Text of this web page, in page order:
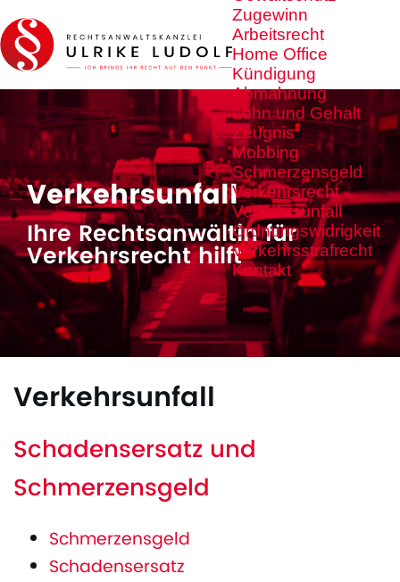
Zugewinn
Arbeitsrecht
Home Office
Kündigung
Abmahnung
Lohn und Gehalt
Zeugnis
Mobbing
Schmerzensgeld
Verkehrsrecht
Verkehrsunfall
Ordnungswidrigkeit
Verkehrsstrafrecht
Kontakt
Verkehrsunfall
Ihre Rechtsanwältin für
Verkehrsrecht hilft
Verkehrsunfall
Schadensersatz und
Schmerzensgeld
Schmerzensgeld
Schadensersatz